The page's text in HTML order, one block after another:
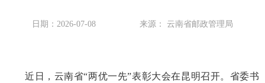
日期：2026-07-08 来源： 云南省邮政管理局
近日，云南省“两优一先”表彰大会在昆明召开。省委书